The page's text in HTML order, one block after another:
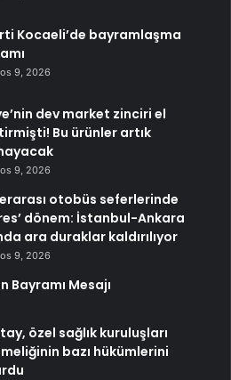
Kocaeli’de bayramlaşma
9, 2026
dev market zinciri el
Bu ürünler artık
9, 2026
otobüs seferlerinde
dönem: İstanbul-Ankara
ara duraklar kaldırılıyor
9, 2026
Bayramı Mesajı
özel sağlık kuruluşları
bazı hükümlerini